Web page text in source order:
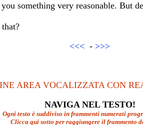
something very reasonable. But
<<< - >>>
AREA VOCALIZZATA CON
NAVIGA NEL TESTO!
Ogni testo è suddiviso in frammenti numerati
Clicca qui sotto per raggiungere il frammento